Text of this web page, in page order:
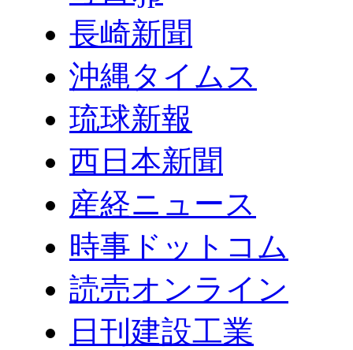
長崎新聞
沖縄タイムス
琉球新報
西日本新聞
産経ニュース
時事ドットコム
読売オンライン
日刊建設工業